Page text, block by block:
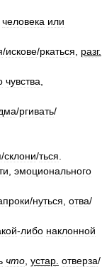
человека или
/искове/ркаться разг.
чувства
а/ргивать/
/склони/ться
эмоционального
и/нуться отва/
-либо наклонной
что устар отверза/